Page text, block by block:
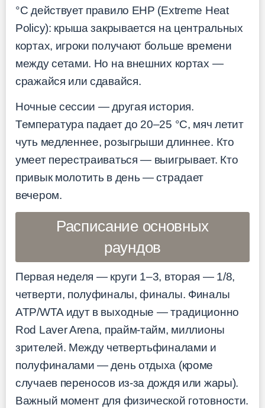
°C действует правило EHP (Extreme Heat
Policy): крыша закрывается на центральных
кортах, игроки получают больше времени
между сетами. Но на внешних кортах —
сражайся или сдавайся.
Ночные сессии — другая история.
Температура падает до 20–25 °C, мяч летит
чуть медленнее, розыгрыши длиннее. Кто
умеет перестраиваться — выигрывает. Кто
привык молотить в день — страдает
вечером.
Расписание основных
раундов
Первая неделя — круги 1–3, вторая — 1/8,
четверти, полуфиналы, финалы. Финалы
ATP/WTA идут в выходные — традиционно
Rod Laver Arena, прайм-тайм, миллионы
зрителей. Между четвертьфиналами и
полуфиналами — день отдыха (кроме
случаев переносов из-за дождя или жары).
Важный момент для физической готовности.